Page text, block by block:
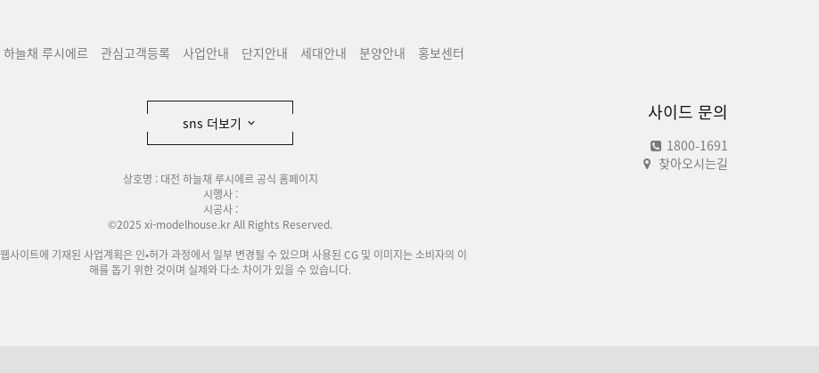
하늘채 루시에르 관심고객등록 사업안내 단지안내 세대안내 분양안내 홍보센터
사이드 문의
1800-1691
찾아오시는길
sns 더보기
상호명 : 대전 하늘채 루시에르 공식 홈페이지
시행사 :
시공사 :
©2025 xi-modelhouse.kr All Rights Reserved.
사이트에 기재된 사업계획은 인•허가 과정에서 일부 변경될 수 있으며 사용된 CG 및 이미지는 소비자의 이
해를 돕기 위한 것이며 실제와 다소 차이가 있을 수 있습니다.